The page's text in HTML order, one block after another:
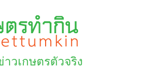
วเกษตรตัวจริง